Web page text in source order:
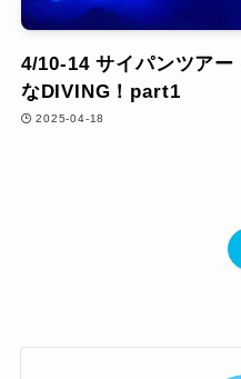
4/10-14 サイパンツア
なDIVING！part1
2025-04-18